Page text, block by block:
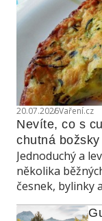
20.07.2026Vaření.cz
Nevíte, co s
chutná
Jednoduchý a
několika
česnek, bylinky